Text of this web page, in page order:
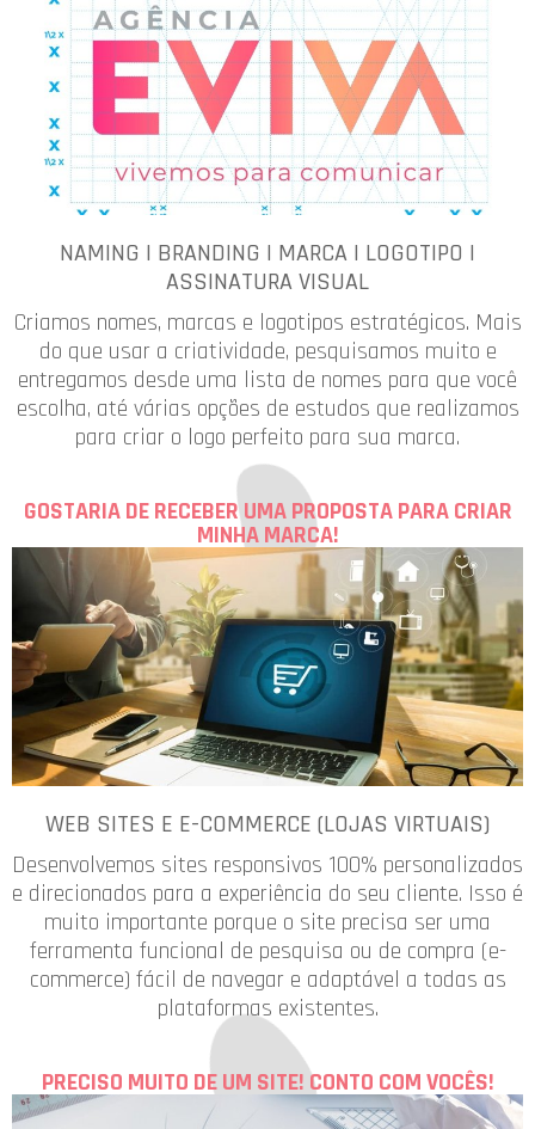
NAMING | BRANDING | MARCA | LOGOTIPO |
ASSINATURA VISUAL
Criamos nomes, marcas e logotipos estratégicos. Mais
do que usar a criatividade, pesquisamos muito e
entregamos desde uma lista de nomes para que você
escolha, até várias opções de estudos que realizamos
para criar o logo perfeito para sua marca.
GOSTARIA DE RECEBER UMA PROPOSTA PARA CRIAR
MINHA MARCA!
WEB SITES E E-COMMERCE (LOJAS VIRTUAIS)
Desenvolvemos sites responsivos 100% personalizados
e direcionados para a experiência do seu cliente. Isso é
muito importante porque o site precisa ser uma
ferramenta funcional de pesquisa ou de compra (e-
commerce) fácil de navegar e adaptável a todas as
plataformas existentes.
PRECISO MUITO DE UM SITE! CONTO COM VOCÊS!